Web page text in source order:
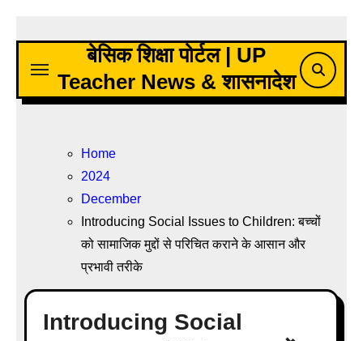
content
बेसिक शिक्षा पोर्टल | UP
Teacher News & शासनादेश
Home
2024
December
Introducing Social Issues to Children: बच्चों
को सामाजिक मुद्दों से परिचित कराने के आसान और
प्रभावी तरीके
Introducing Social